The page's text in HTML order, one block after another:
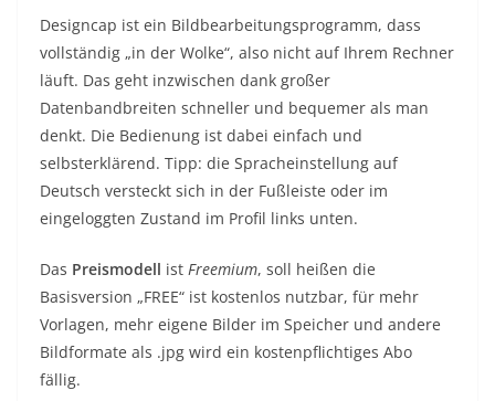
Designcap ist ein Bildbearbeitungsprogramm, dass
vollständig „in der Wolke“, also nicht auf Ihrem Rechner
läuft. Das geht inzwischen dank großer
Datenbandbreiten schneller und bequemer als man
denkt. Die Bedienung ist dabei einfach und
selbsterklärend. Tipp: die Spracheinstellung auf
Deutsch versteckt sich in der Fußleiste oder im
eingeloggten Zustand im Profil links unten.
Das Preismodell ist Freemium, soll heißen die
Basisversion „FREE“ ist kostenlos nutzbar, für mehr
Vorlagen, mehr eigene Bilder im Speicher und andere
Bildformate als .jpg wird ein kostenpflichtiges Abo
fällig.